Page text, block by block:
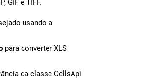
GIF e TIFF.
usando a
para converter XLS
da classe CellsApi